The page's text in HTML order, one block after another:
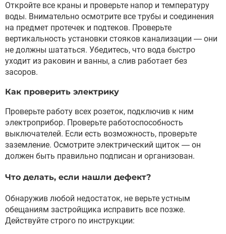
Откройте все краны и проверьте напор и температуру
воды. Внимательно осмотрите все трубы и соединения
на предмет протечек и подтеков. Проверьте
вертикальность установки стояков канализации — они
не должны шататься. Убедитесь, что вода быстро
уходит из раковин и ванны, а слив работает без
засоров.
Как проверить электрику
Проверьте работу всех розеток, подключив к ним
электроприбор. Проверьте работоспособность
выключателей. Если есть возможность, проверьте
заземление. Осмотрите электрический щиток — он
должен быть правильно подписан и организован.
Что делать, если нашли дефект?
Обнаружив любой недостаток, не верьте устным
обещаниям застройщика исправить все позже.
Действуйте строго по инструкции: